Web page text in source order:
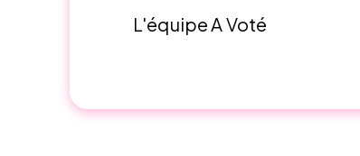
L'équipe A Voté